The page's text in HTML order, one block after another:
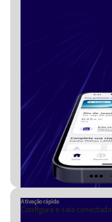
Ativação rápida
Configure e saia conectado